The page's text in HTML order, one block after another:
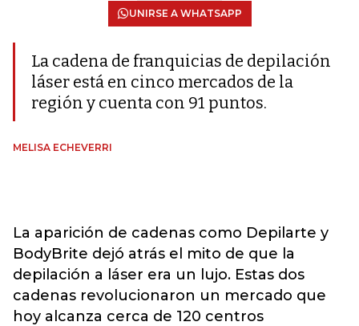
UNIRSE A WHATSAPP
La cadena de franquicias de depilación
láser está en cinco mercados de la
región y cuenta con 91 puntos.
MELISA ECHEVERRI
La aparición de cadenas como Depilarte y
BodyBrite dejó atrás el mito de que la
depilación a láser era un lujo. Estas dos
cadenas revolucionaron un mercado que
hoy alcanza cerca de 120 centros